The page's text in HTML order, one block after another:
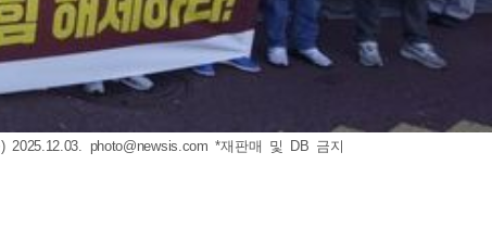
2025.12.03. photo@newsis.com *재판매 및 DB 금지